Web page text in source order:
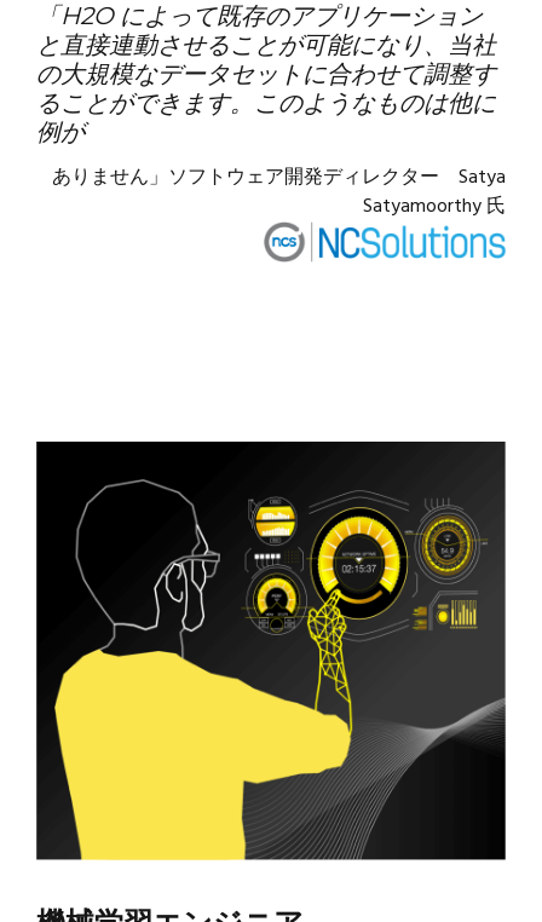
「H2O によって既存のアプリケーション
と直接連動させることが可能になり、当社
の大規模なデータセットに合わせて調整す
ることができます。このようなものは他に
例が
ありません」ソフトウェア開発ディレクター Satya
Satyamoorthy 氏